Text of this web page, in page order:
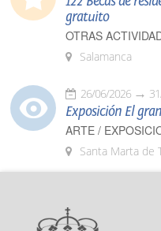
gratuito
OTRAS
Salamanca
26/06/2026
Exposición El
ARTE /
Santa Marta de